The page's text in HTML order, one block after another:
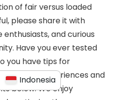
of fair versus loaded
please share it with
and curious
Have you ever tested
you have tips for
your experiences and
below. We enjoy
Indonesia